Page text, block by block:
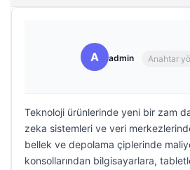
A admin Anahtar
Teknoloji ürünlerinde yeni bir zam
zeka sistemleri ve veri
bellek ve depolama çiplerinde
konsollarından bilgisayarlara,